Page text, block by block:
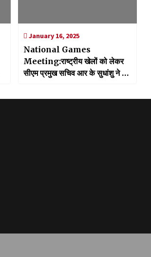
January 16, 2025
National Games
Meeting:राष्ट्रीय खेलों को लेकर
सीएम प्रमुख सचिव आर के सुधांशु ने की